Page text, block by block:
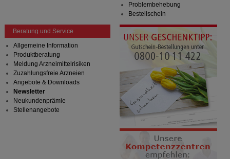
Problembehebung
Bestellschein
Beratung und Service
Allgemeine Information
Produktberatung
Meldung Arzneimittelrisiken
Zuzahlungsfreie Arzneien
Angebote & Downloads
Newsletter
Neukundenprämie
Stellenangebote